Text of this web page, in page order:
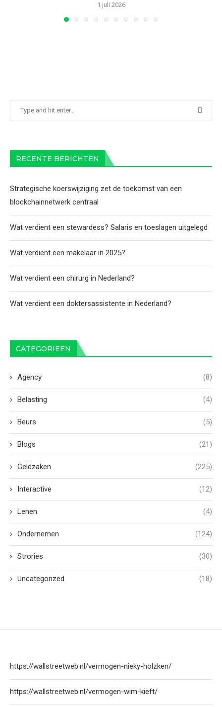
1 juli 2026
RECENTE BERICHTEN
Strategische koerswijziging zet de toekomst van een
blockchainnetwerk centraal
Wat verdient een stewardess? Salaris en toeslagen uitgelegd
Wat verdient een makelaar in 2025?
Wat verdient een chirurg in Nederland?
Wat verdient een doktersassistente in Nederland?
CATEGORIEËN
Agency (8)
Belasting (4)
Beurs (5)
Blogs (21)
Geldzaken (225)
Interactive (12)
Lenen (4)
Ondernemen (124)
Strories (30)
Uncategorized (18)
https://wallstreetweb.nl/vermogen-nieky-holzken/
https://wallstreetweb.nl/vermogen-wim-kieft/